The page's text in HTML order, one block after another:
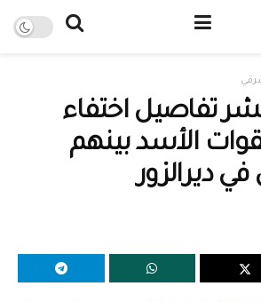
تنشر تفاصيل اختفاء
الأسد بينهم
ديرالزور